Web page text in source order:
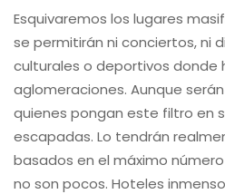
Esquivaremos los lugares
se permitirán ni conciertos, ni
culturales o deportivos donde
aglomeraciones. Aunque
quienes pongan este filtro en
escapadas. Lo tendrán
basados en el máximo
no son pocos. Hoteles